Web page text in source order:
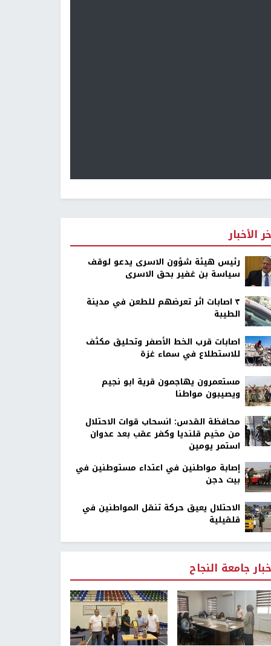
الأخبار
رئيس هيئة شؤون الاسرى يدعو لوقف
سياسة بن غفير بحق الاسرى
٣ اصابات اثر تعرضهم للطعن في مدينة
الطيبة
اصابات قرب الخط الأصفر وتحليق مكثف
للاستطلاع في سماء غزة
مستعمرون يهاجمون قرية ابو نجيم
ويصيبون مواطنا
محافظة القدس: انسحاب قوات الاحتلال
من مخيم قلنديا وكفر عقب بعد عدوان
استمر يومين
إصابة مواطنين في اعتداء مستوطنين في
بيت دجن
الاحتلال يعيق حركة تنقل المواطنين في
قلقيلية
جامعة النجاح